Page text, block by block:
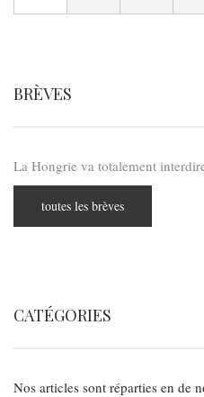
BRÈVES
La Hongrie va totalement
toutes les brèves
CATÉGORIES
Nos articles sont réparties en de